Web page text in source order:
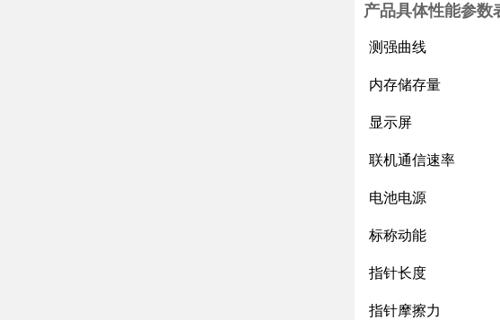
产品具体性能参数
测强曲线
内存储存量
显示屏
联机通信速率
电池电源
标称动能
指针长度
指针摩擦力